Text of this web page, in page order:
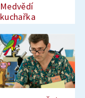
Medvědí
kuchařka